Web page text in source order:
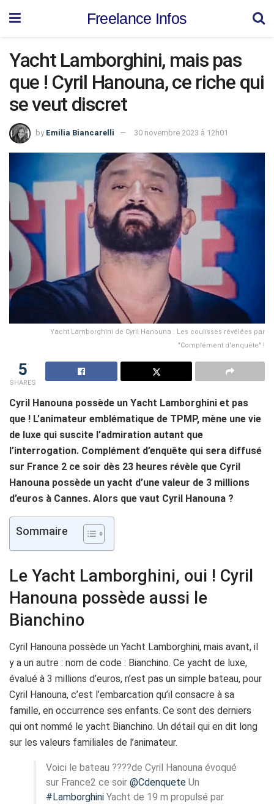
Freelance Infos
Yacht Lamborghini, mais pas
que ! Cyril Hanouna, ce riche qui
se veut discret
by Emilia Biancarelli 30 novembre 2023 à 12h01
Yacht Lamborghini de Cyril Hanouna : Les coulisses révélées par
"Complément d'enquête" !
5
SHARES
Cyril Hanouna possède un Yacht Lamborghini et pas
que ! L’animateur emblématique de TPMP, mène une vie
de luxe qui suscite l’admiration autant que
l’interrogation. Complément d’enquête qui sera diffusé
sur France 2 ce soir dès 23 heures révèle que Cyril
Hanouna possède un yacht d’une valeur de 3 millions
d’euros à Cannes. Alors que vaut Cyril Hanouna ?
Sommaire
Le Yacht Lamborghini, oui ! Cyril
Hanouna possède aussi le
Bianchino
Cyril Hanouna possède un Yacht Lamborghini, mais avant, il
y a un autre : nom de code : Bianchino. Ce yacht de luxe,
évalué à 3 millions d’euros, n’est pas un simple bateau, pour
Cyril Hanouna, c’est l’embarcation qu’il consacre à sa
famille, en occurrence ses enfants. Ce sont des derniers
qui ont nommé le yacht Bianchino. Un détail qui en dit long
sur les valeurs familiales de l’animateur.
Voici le bateau ????de Cyril Hanouna évoqué
sur France2 ce soir @Cdenquete Un
#Lamborghini Yacht de 19 m propulsé par